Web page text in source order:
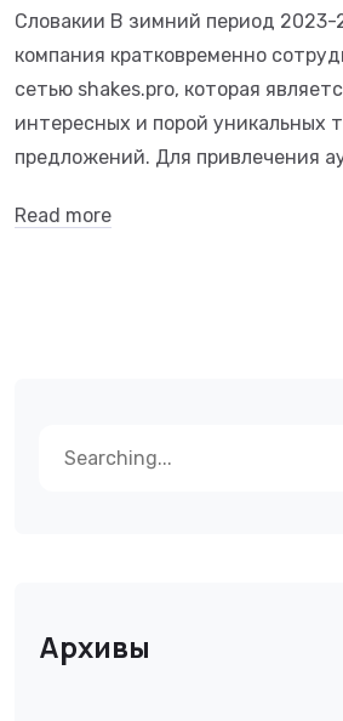
Словакии В зимний период 2023-
компания кратковременно
сетью shakes.pro, которая
интересных и порой уникальных
предложений. Для привлечения
Read more
Архивы